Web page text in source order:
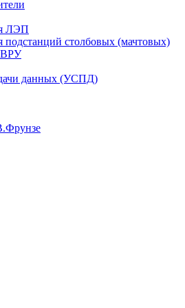
ЛЭП
подстанций столбовых (мачтовых)
ВРУ
данных (УСПД)